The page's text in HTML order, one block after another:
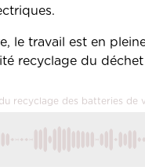
le travail est en
recyclage du
recyclage des batteries de